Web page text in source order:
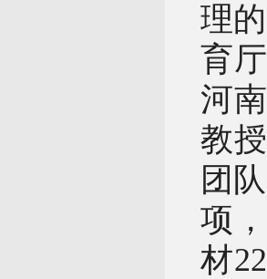
理
育
河
教
团
项
材22